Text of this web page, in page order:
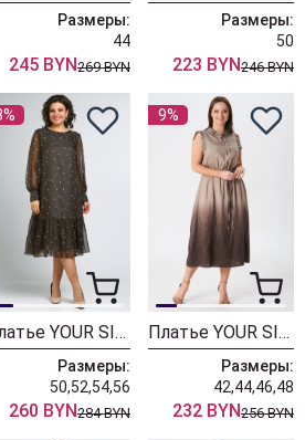
Размеры:
44
245 BYN269 BYN
Размеры:
50
223 BYN246 BYN
Платье YOUR SIZE 2249
Размеры:
50,52,54,56
260 BYN284 BYN
9%
Платье YOUR SIZE 2246
Размеры:
42,44,46,48
232 BYN256 BYN